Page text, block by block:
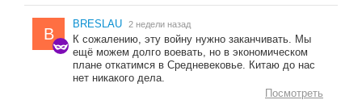
B
BRESLAU 2 недели назад
К сожалению, эту войну нужно заканчивать. Мы
ещё можем долго воевать, но в экономическом
плане откатимся в Средневековье. Китаю до нас
нет никакого дела.
Посмотреть